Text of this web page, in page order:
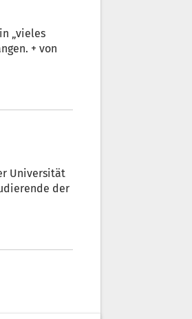
„vieles
+ von
Universität
der